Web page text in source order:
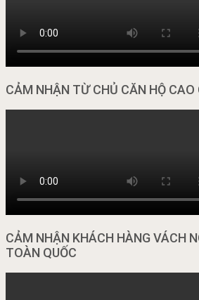
CẢM NHẬN TỪ CHỦ CĂN HỘ CAO
CẢM NHẬN KHÁCH HÀNG VÁCH
TOÀN QUỐC